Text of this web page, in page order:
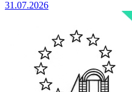
31.07.2026